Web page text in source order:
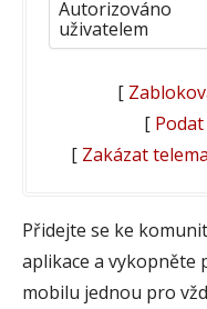
Autorizováno
uživatelem
[
[
[ Zakázat
Přidejte se ke
aplikace a vykopněte
mobilu jednou pro